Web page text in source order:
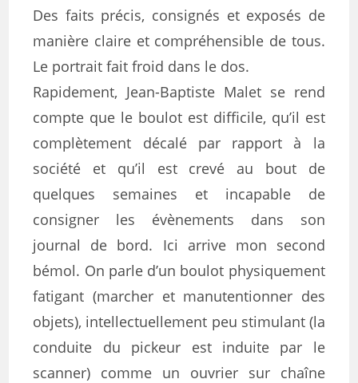
Des faits précis, consignés et exposés de
manière claire et compréhensible de tous.
Le portrait fait froid dans le dos.
Rapidement, Jean-Baptiste Malet se rend
compte que le boulot est difficile, qu’il est
complètement décalé par rapport à la
société et qu’il est crevé au bout de
quelques semaines et incapable de
consigner les évènements dans son
journal de bord. Ici arrive mon second
bémol. On parle d’un boulot physiquement
fatigant (marcher et manutentionner des
objets), intellectuellement peu stimulant (la
conduite du pickeur est induite par le
scanner) comme un ouvrier sur chaîne